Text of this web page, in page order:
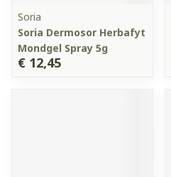
Soria
Soria Dermosor Herbafyt
Mondgel Spray 5g
€ 12,45